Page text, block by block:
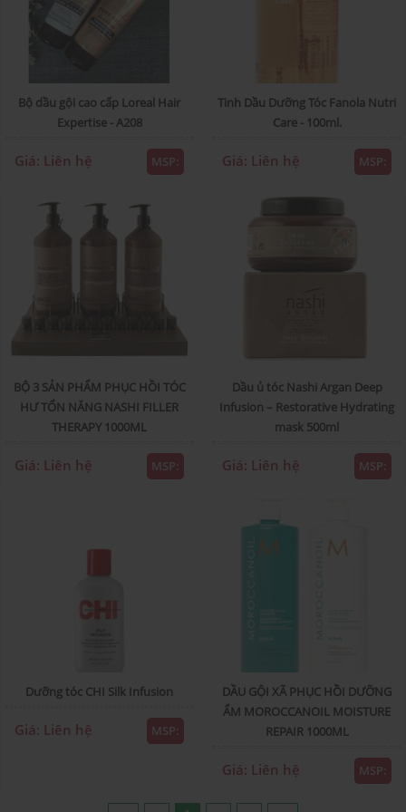
Bộ dầu gội cao cấp Loreal Hair
Expertise - A208
Giá: Liên hệ MSP:
Tinh Dầu Dưỡng Tóc Fanola Nutri
Care - 100ml.
Giá: Liên hệ MSP:
BỘ 3 SẢN PHẨM PHỤC HỒI TÓC
HƯ TỔN NĂNG NASHI FILLER
THERAPY 1000ML
Giá: Liên hệ MSP:
Dầu ủ tóc Nashi Argan Deep
Infusion – Restorative Hydrating
mask 500ml
Giá: Liên hệ MSP:
Dưỡng tóc CHI Silk Infusion
Giá: Liên hệ MSP:
DẦU GỘI XÃ PHỤC HỒI DƯỠNG
ẨM MOROCCANOIL MOISTURE
REPAIR 1000ML
Giá: Liên hệ MSP: